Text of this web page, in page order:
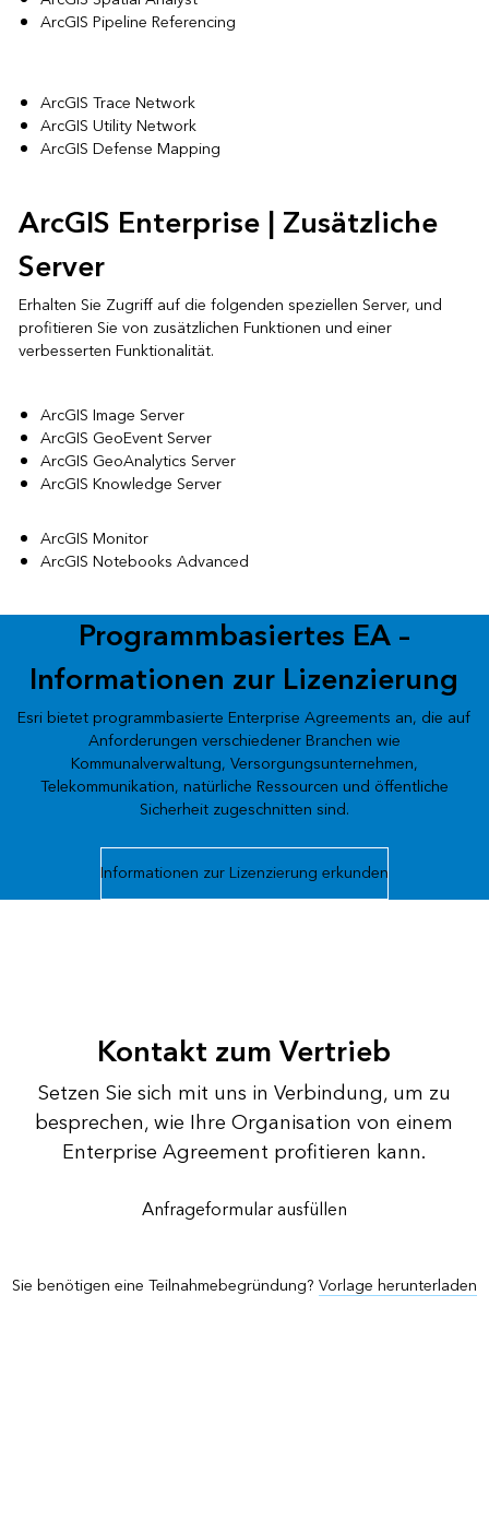
ArcGIS Pipeline Referencing
ArcGIS Trace Network
ArcGIS Utility Network
ArcGIS Defense Mapping
ArcGIS Enterprise | Zusätzliche
Server
Erhalten Sie Zugriff auf die folgenden speziellen Server, und
profitieren Sie von zusätzlichen Funktionen und einer
verbesserten Funktionalität.
ArcGIS Image Server
ArcGIS GeoEvent Server
ArcGIS GeoAnalytics Server
ArcGIS Knowledge Server
ArcGIS Monitor
ArcGIS Notebooks Advanced
Programmbasiertes EA –
Informationen zur Lizenzierung
Esri bietet programmbasierte Enterprise Agreements an, die auf
Anforderungen verschiedener Branchen wie
Kommunalverwaltung, Versorgungsunternehmen,
Telekommunikation, natürliche Ressourcen und öffentliche
Sicherheit zugeschnitten sind.
Informationen zur Lizenzierung erkunden
Kontakt zum Vertrieb
Setzen Sie sich mit uns in Verbindung, um zu
besprechen, wie Ihre Organisation von einem
Enterprise Agreement profitieren kann.
Anfrageformular ausfüllen
Sie benötigen eine Teilnahmebegründung? Vorlage herunterladen